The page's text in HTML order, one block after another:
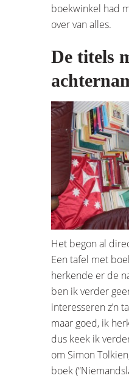
boekwinkel had
over van alles.
De titels
Het begon al
Een tafel met
herkende er de
ben ik verder
interesseren z’n
maar goed, ik
dus keek ik
om Simon
boek